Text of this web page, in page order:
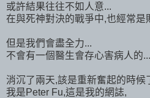
或許結果往往不如人意...
在與死神對決的戰爭中,也經常是
但是我們會盡全力...
不會有一個醫生會存心害病人的...
消沉了兩天,該是重新奮起的時候
我是Peter Fu,這是我的網誌,